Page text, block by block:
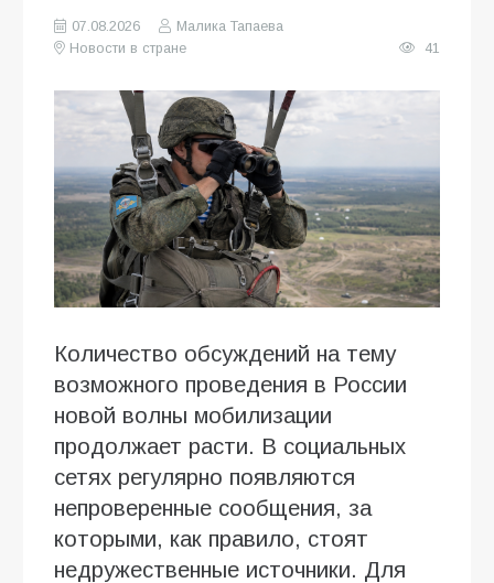
07.08.2026
Малика Тапаева
Новости в стране
41
Количество обсуждений на тему
возможного проведения в России
новой волны мобилизации
продолжает расти. В социальных
сетях регулярно появляются
непроверенные сообщения, за
которыми, как правило, стоят
недружественные источники. Для